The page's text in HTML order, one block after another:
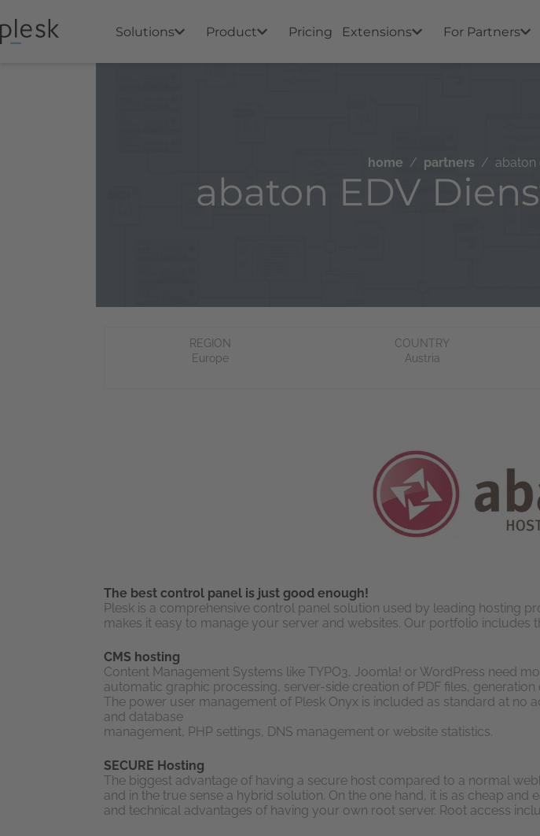
Solutions Product Pricing Extensions For Partners
home partners abaton
abaton EDV
REGION
Europe
COUNTRY
Austria
The best control panel is just good enough!
Plesk is a comprehensive control panel solution used by leading hosting
makes it easy to manage your server and websites. Our portfolio includes
CMS hosting
Content Management Systems like TYPO3, Joomla! or WordPress need
automatic graphic processing, server-side creation of PDF files,
The power user management of Plesk Onyx is included as standard at no
and database
management, PHP settings, DNS management or website statistics.
SECURE Hosting
The biggest advantage of having a secure host compared to a normal
and in the true sense a hybrid solution. On the one hand, it is as cheap
and technical advantages of having your own root server. Root access